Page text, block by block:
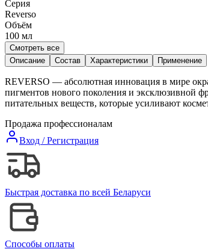
Серия
Reverso
Объём
100 мл
Смотреть все
Описание
Состав Характеристики Применение
REVERSO — абсолютная инновация в мире
пигментов нового поколения и эксклюзивной
питательных веществ, которые усиливают
Продажа профессионалам
Вход / Регистрация
Быстрая доставка по всей Беларуси
Способы оплаты